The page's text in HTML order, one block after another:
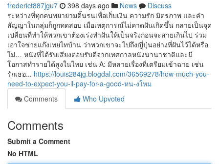
frederict887jgu7 398 days ago News
Discuss
ระหว่างที่ทุกคนพยายามดิ้นรนเพื่อเก็บเงิน ความรัก มิตรภาพ และคำ
สัญญาในกลุ่มก็ถูกทดสอบ เมื่อเหตุการณ์ไม่คาดฝันเกิดขึ้น กลายเป็นจุด
เปลี่ยนที่ทำให้พวกเขาต้องเร่งทำฝันให้เป็นจริงก่อนจะสายเกินไป ร่วม
เอาใจช่วยแก๊งเทยไทบ้าน ว่าพวกเขาจะไปถึงญี่ปุ่นอย่างที่ฝันไว้ได้หรือ
ไม่… หนังที่ได้รับเสียงตอบรับดีจากเทศกาลหนังนานาชาติและมี
โอกาสทำรายได้สูงในไทย เช่น A: มีหลายเรื่องที่เตรียมเข้าฉาย เช่น
รักเธอ... https://louis284jg.blogdal.com/36569278/how-much-you-
need-to-expect-you-ll-pay-for-a-good-หน-งใหม
Comments
Who Upvoted
Comments
Submit a Comment
No HTML